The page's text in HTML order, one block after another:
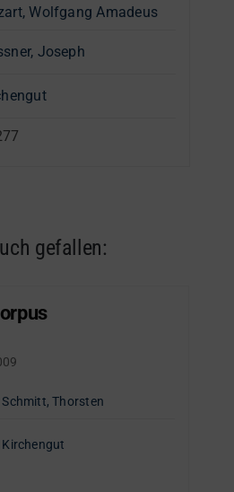
Wolfgang Amadeus
Joseph
gefallen:
Schmitt, Thorsten
Kirchengut